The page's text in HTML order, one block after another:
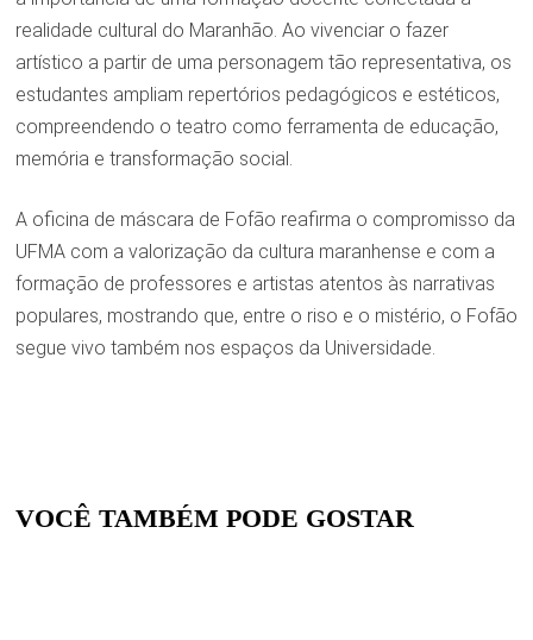
realidade cultural do Maranhão. Ao vivenciar o fazer
artístico a partir de uma personagem tão representativa, os
estudantes ampliam repertórios pedagógicos e estéticos,
compreendendo o teatro como ferramenta de educação,
memória e transformação social.
A oficina de máscara de Fofão reafirma o compromisso da
UFMA com a valorização da cultura maranhense e com a
formação de professores e artistas atentos às narrativas
populares, mostrando que, entre o riso e o mistério, o Fofão
segue vivo também nos espaços da Universidade.
VOCÊ TAMBÉM PODE GOSTAR